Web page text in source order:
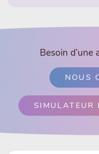
Besoin d’une
NOUS
SIMULATEUR